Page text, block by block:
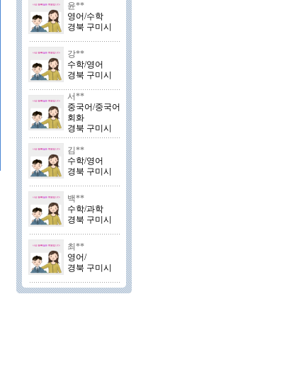
윤**
영어/수학
경북 구미시
강**
수학/영어
경북 구미시
서**
중국어/중국어
회화
경북 구미시
김**
수학/영어
경북 구미시
백**
수학/과학
경북 구미시
최**
영어/
경북 구미시